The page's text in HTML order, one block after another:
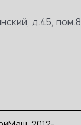
д.45, пом.8